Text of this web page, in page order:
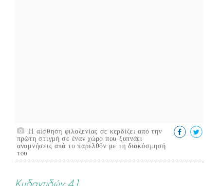
Η αίσθηση φιλοξενίας σε κερδίζει από την
πρώτη στιγμή σε έναν χώρο που ξυπνάει
αναμνήσεις από το παρελθόν με τη διακόσμησή
του